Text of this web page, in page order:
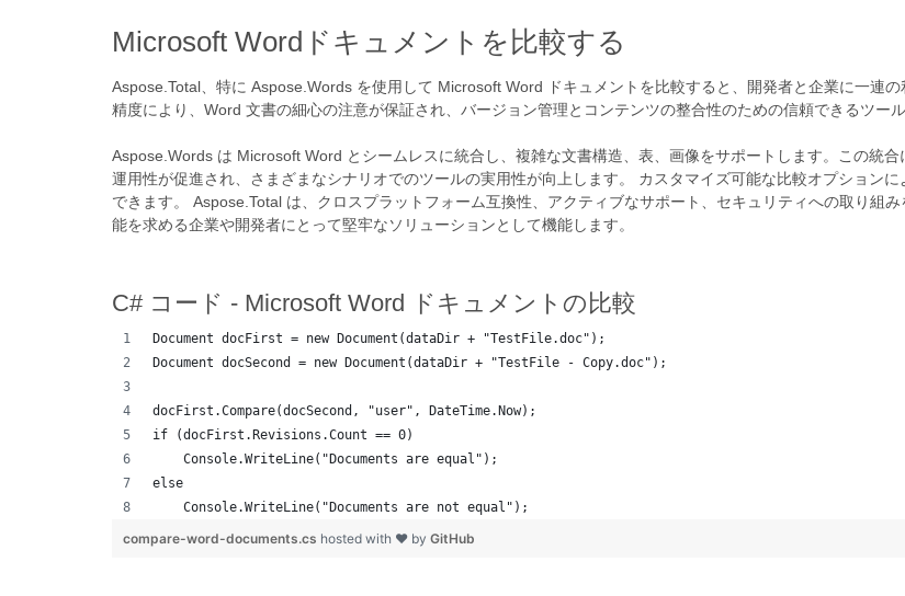
Microsoft Wordドキュメントを比較する
Aspose.Total、特に Aspose.Words を使用して Microsoft Word ドキュメントを比較すると、開発者と企業に一連
精度により、Word 文書の細心の注意が保証され、バージョン管理とコンテンツの整合性のための信頼できるツール
Aspose.Words は Microsoft Word とシームレスに統合し、複雑な文書構造、表、画像をサポートします。この統
運用性が促進され、さまざまなシナリオでのツールの実用性が向上します。 カスタマイズ可能な比較オプション
できます。 Aspose.Total は、クロスプラットフォーム互換性、アクティブなサポート、セキュリティへの取り組
能を求める企業や開発者にとって堅牢なソリューションとして機能します。
C# コード - Microsoft Word ドキュメントの比較
Document docFirst = new Document(dataDir + "TestFile.doc");
Document docSecond = new Document(dataDir + "TestFile - Copy.doc");
docFirst.Compare(docSecond, "user", DateTime.Now);
if (docFirst.Revisions.Count == 0)
    Console.WriteLine("Documents are equal");
else
    Console.WriteLine("Documents are not equal");
compare-word-documents.cs hosted with ❤ by GitHub